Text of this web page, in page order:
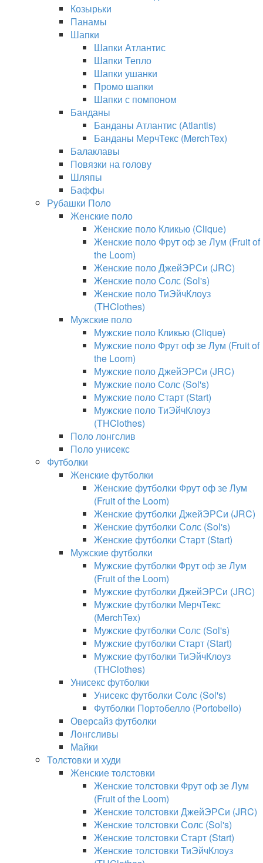
Козырьки
Панамы
Шапки
Шапки Атлантис
Шапки Тепло
Шапки ушанки
Промо шапки
Шапки с помпоном
Банданы
Банданы Атлантис (Atlantis)
Банданы МерчТекс (MerchTex)
Балаклавы
Повязки на голову
Шляпы
Баффы
Рубашки Поло
Женские поло
Женские поло Кликью (Clique)
Женские поло Фрут оф зе Лум (Fruit of
the Loom)
Женские поло ДжейЭРСи (JRC)
Женские поло Солс (Sol's)
Женские поло ТиЭйчКлоуз
(THClothes)
Мужские поло
Мужские поло Кликью (Clique)
Мужские поло Фрут оф зе Лум (Fruit of
the Loom)
Мужские поло ДжейЭРСи (JRC)
Мужские поло Солс (Sol's)
Мужские поло Старт (Start)
Мужские поло ТиЭйчКлоуз
(THClothes)
Поло лонгслив
Поло унисекс
Футболки
Женские футболки
Женские футболки Фрут оф зе Лум
(Fruit of the Loom)
Женские футболки ДжейЭРСи (JRC)
Женские футболки Солс (Sol's)
Женские футболки Старт (Start)
Мужские футболки
Мужские футболки Фрут оф зе Лум
(Fruit of the Loom)
Мужские футболки ДжейЭРСи (JRC)
Мужские футболки МерчТекс
(MerchTex)
Мужские футболки Солс (Sol's)
Мужские футболки Старт (Start)
Мужские футболки ТиЭйчКлоуз
(THClothes)
Унисекс футболки
Унисекс футболки Солс (Sol's)
Футболки Портобелло (Portobello)
Оверсайз футболки
Лонгсливы
Майки
Толстовки и худи
Женские толстовки
Женские толстовки Фрут оф зе Лум
(Fruit of the Loom)
Женские толстовки ДжейЭРСи (JRC)
Женские толстовки Солс (Sol's)
Женские толстовки Старт (Start)
Женские толстовки ТиЭйчКлоуз